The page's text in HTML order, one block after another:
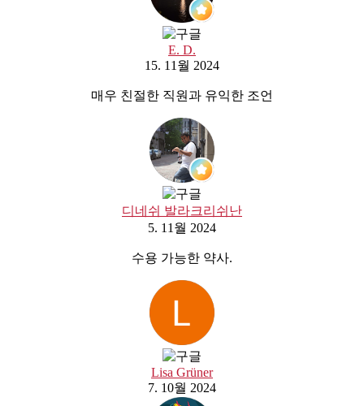
E. D.
15. 11월 2024
매우 친절한 직원과 유익한 조언
디네쉬 발라크리쉬난
5. 11월 2024
수용 가능한 약사.
Lisa Grüner
7. 10월 2024